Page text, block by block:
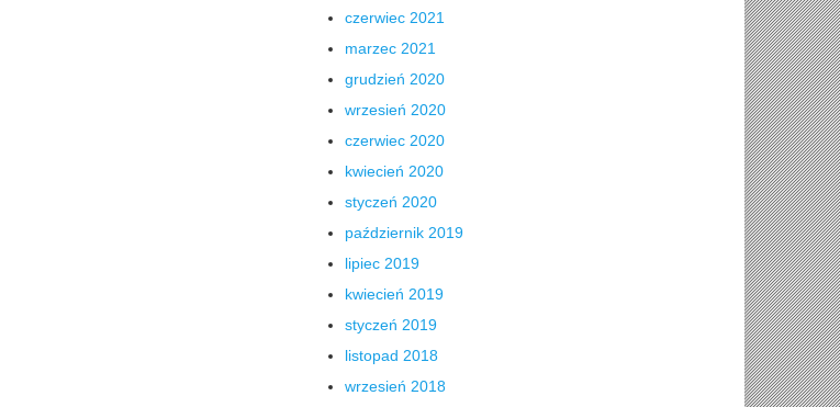
czerwiec 2021
marzec 2021
grudzień 2020
wrzesień 2020
czerwiec 2020
kwiecień 2020
styczeń 2020
październik 2019
lipiec 2019
kwiecień 2019
styczeń 2019
listopad 2018
wrzesień 2018